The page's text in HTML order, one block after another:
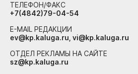
ТЕЛЕФОН/ФАКС
+7(4842)79-04-54
E-MAIL РЕДАКЦИИ
ev@kp.kaluga.ru, vi@kp.kaluga.ru
ОТДЕЛ РЕКЛАМЫ НА САЙТЕ
sz@kp.kaluga.ru